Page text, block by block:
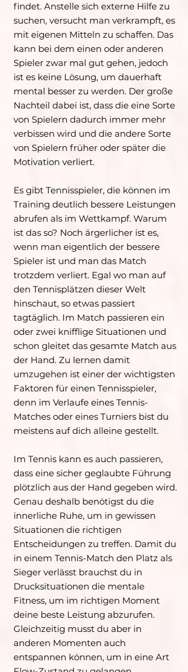
findet. Anstelle sich externe Hilfe zu
suchen, versucht man verkrampft, es
mit eigenen Mitteln zu schaffen. Das
kann bei dem einen oder anderen
Spieler zwar mal gut gehen, jedoch
ist es keine Lösung, um dauerhaft
mental besser zu werden. Der große
Nachteil dabei ist, dass die eine Sorte
von Spielern dadurch immer mehr
verbissen wird und die andere Sorte
von Spielern früher oder später die
Motivation verliert.
Es gibt Tennisspieler, die können im
Training deutlich bessere Leistungen
abrufen als im Wettkampf. Warum
ist das so? Noch ärgerlicher ist es,
wenn man eigentlich der bessere
Spieler ist und man das Match
trotzdem verliert. Egal wo man auf
den Tennisplätzen dieser Welt
hinschaut, so etwas passiert
tagtäglich. Im Match passieren ein
oder zwei knifflige Situationen und
schon gleitet das gesamte Match aus
der Hand. Zu lernen damit
umzugehen ist einer der wichtigsten
Faktoren für einen Tennisspieler,
denn im Verlaufe eines Tennis-
Matches oder eines Turniers bist du
meistens auf dich alleine gestellt.
Im Tennis kann es auch passieren,
dass eine sicher geglaubte Führung
plötzlich aus der Hand gegeben wird.
Genau deshalb benötigst du die
innerliche Ruhe, um in gewissen
Situationen die richtigen
Entscheidungen zu treffen. Damit du
in einem Tennis-Match den Platz als
Sieger verlässt brauchst du in
Drucksituationen die mentale
Fitness, um im richtigen Moment
deine beste Leistung abzurufen.
Gleichzeitig musst du aber in
anderen Momenten auch
entspannen können, um in eine Art